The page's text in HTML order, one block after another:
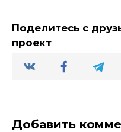
Поделитесь с
проект
Добавить